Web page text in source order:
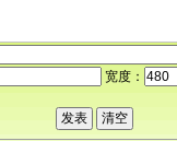
宽度：